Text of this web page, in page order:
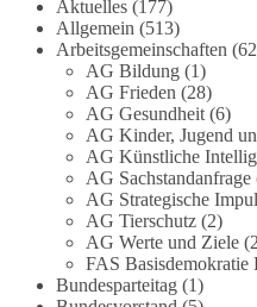
aufgearbeitet.
Auch in Deutschland warten
heute auf Antworten:
❓ Wie wurden politische
getroffen?
❓ Welche Maßnahmen waren
welche nicht?
❓Und wer übernimmt die
massiven Folgen für Kinder,
Aktuelles(177)
Allgemein (513)
Arbeitsgemeinschaften
AG Bildung(1)
AG Frieden (28)
AG Gesundheit(6)
AG Kinder, Jugend
AG Künstliche
AG Sachstandanfrage
AG Strategische
AG Tierschutz(2)
AG Werte und Ziele
FAS Basisdemokratie
Bundesparteitag(1)